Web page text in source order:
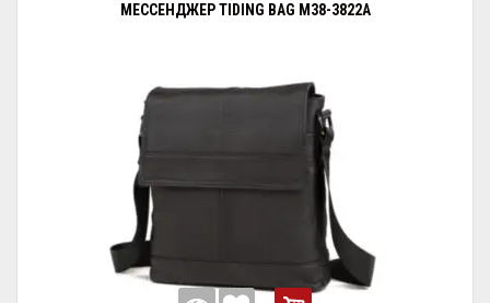
МЕССЕНДЖЕР TIDING BAG M38-3822A